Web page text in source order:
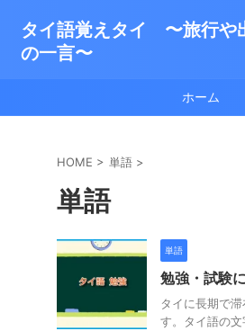
タイ語覚えタイ 〜旅行や
の一言〜
ホーム
HOME > 単語 >
単語
単語
勉強・試験
タイに長期で
す。タイ語の